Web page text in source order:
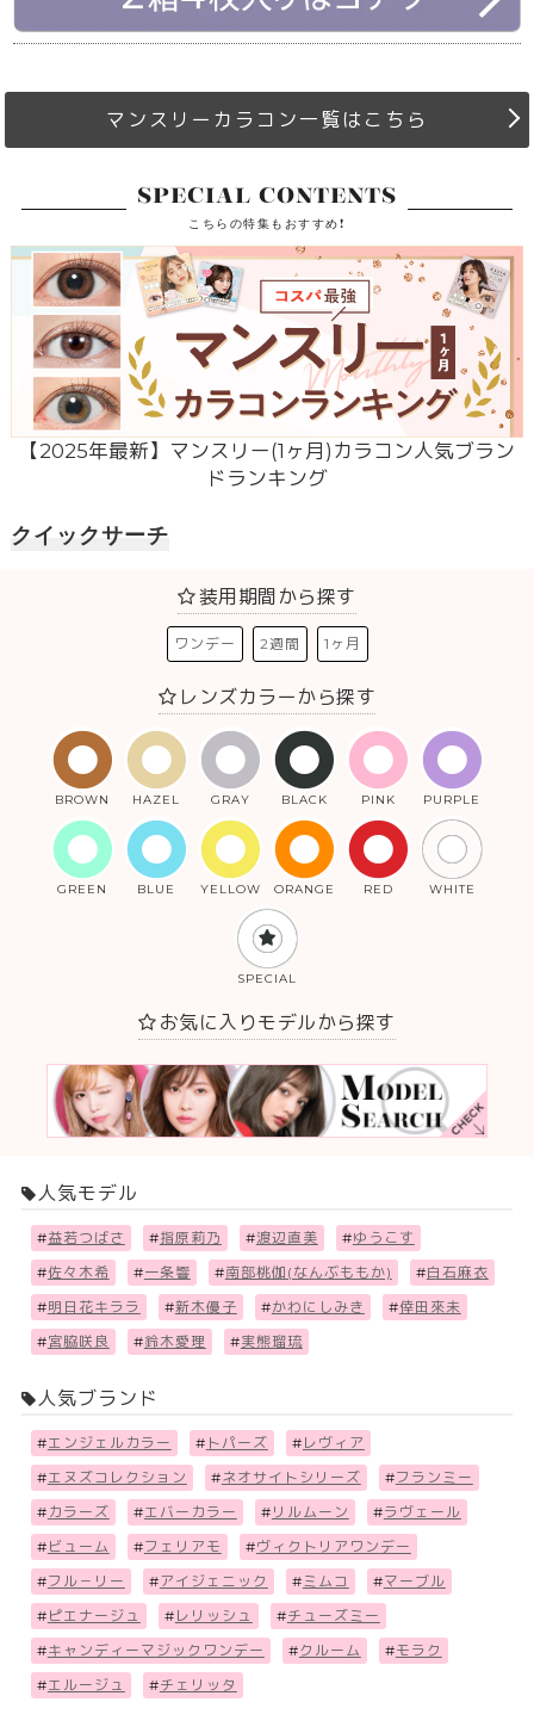
マンスリーカラコン一覧はこちら
SPECIAL CONTENTS
こちらの特集もおすすめ!
【2025年最新】マンスリー(1ヶ月)カラコン人気ブラン
ドランキング
クイックサーチ
装用期間から探す
ワンデー 2週間 1ヶ月
レンズカラーから探す
BROWN HAZEL GRAY BLACK PINK PURPLE
GREEN BLUE YELLOW ORANGE RED WHITE
SPECIAL
お気に入りモデルから探す
人気モデル
#益若つばさ #指原莉乃 #渡辺直美 #ゆうこす
#佐々木希 #一条響 #南部桃伽(なんぶももか) #白石麻衣
#明日花キララ #新木優子 #かわにしみき #倖田來未
#宮脇咲良 #鈴木愛理 #実熊瑠琉
人気ブランド
#エンジェルカラー # トパーズ # レヴィア
#エヌズコレクション #ネオサイトシリーズ #フランミー
# カラーズ #エバーカラー # リルムーン #ラヴェール
# ビューム #フェリアモ #ヴィクトリアワンデー
#フル－リー #アイジェニック #ミムコ #マーブル
# ピエナージュ # レリッシュ #チューズミー
#キャンディーマジックワンデー #クルーム #モラク
#エルージュ #チェリッタ